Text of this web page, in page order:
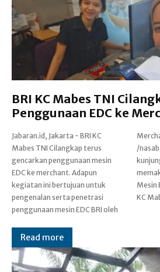
BRI KC Mabes TNI
Penggunaan EDC ke
Jabaran.id, Jakarta - BRI KC
Mabes TNI Cilangkap terus
gencarkan penggunaan mesin
EDC ke merchant. Adapun
kegiatan ini bertujuan untuk
pengenalan serta penetrasi
penggunaan mesin EDC BRI oleh
Merchant kepada customer
/nasabah. Sekaligus juga
kunjungan untuk bagaimana
memaksimalkan penggunaan
Mesin EDC tersebut. Pimpinan BRI
KC
Read more